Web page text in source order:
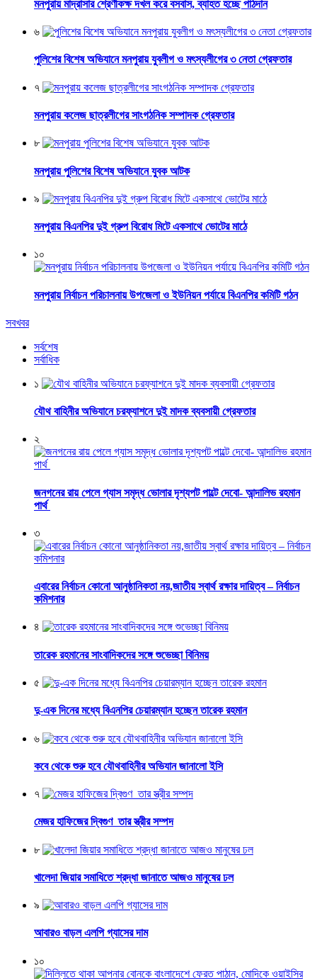
মনপুরায় মাদ্রাসার শ্রেণীকক্ষ দখল করে বসবাস, ব্যাহত হচ্ছে পাঠদান
৬
পুলিশের বিশেষ অভিযানে মনপুরায় যুবলীগ ও মৎস্যলীগের ৩ নেতা গ্রেফতার
৭
মনপুরায় কলেজ ছাত্রলীগের সাংগঠনিক সম্পাদক গ্রেফতার
৮
মনপুরায় পুলিশের বিশেষ অভিযানে যুবক আটক
৯
মনপুরায় বিএনপির দুই গ্রুপ বিরোধ মিটে একসাথে ভোটের মাঠে
১০
মনপুরায় নির্বাচন পরিচালনায় উপজেলা ও ইউনিয়ন পর্যায়ে বিএনপির কমিটি গঠন
সবখবর
সর্বশেষ
সর্বাধিক
১
যৌথ বাহিনীর অভিযানে চরফ্যাশনে দুই মাদক ব্যবসায়ী গ্রেফতার
২
জনগনের রায় পেলে গ্যাস সমৃদ্ধ ভোলার দৃশ্যপট পাল্টে দেবো- আন্দালিভ রহমান
পার্থ
৩
এবারের নির্বাচন কোনো আনুষ্ঠানিকতা নয়,জাতীয় স্বার্থ রক্ষার দায়িত্ব – নির্বাচন
কমিশনার
৪
তারেক রহমানের সাংবাদিকদের সঙ্গে শুভেচ্ছা বিনিময়
৫
দু-এক দিনের মধ্যে বিএনপির চেয়ারম্যান হচ্ছেন তারেক রহমান
৬
কবে থেকে শুরু হবে যৌথবাহিনীর অভিযান জানালো ইসি
৭
মেজর হাফিজের দ্বিগুণ তার স্ত্রীর সম্পদ
৮
খালেদা জিয়ার সমাধিতে শ্রদ্ধা জানাতে আজও মানুষের ঢল
৯
আবারও বাড়ল এলপি গ্যাসের দাম
১০